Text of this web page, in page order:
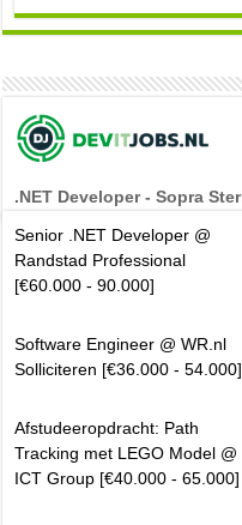
.NET Developer - Sopra
Senior .NET Developer @
Randstad Professional
[€60.000 - 90.000]
Software Engineer @ WR.nl
Solliciteren [€36.000 - 54.000]
Afstudeeropdracht: Path
Tracking met LEGO Model @
ICT Group [€40.000 - 65.000]